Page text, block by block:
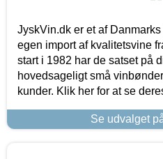
JyskVin.dk er et af
egen import af kvalitetsvine
start i 1982 har de satset på
hovedsageligt små
kunder. Klik her for at se
Se udvalget